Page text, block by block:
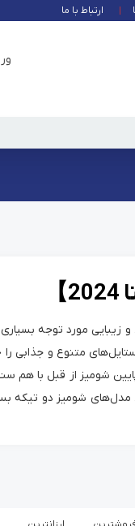
ارتباط با ما
مورد توجه بسیاری
متنوع و جذابی
شومیز از قبل با هم
مدل‌های شومیز دو تیکه